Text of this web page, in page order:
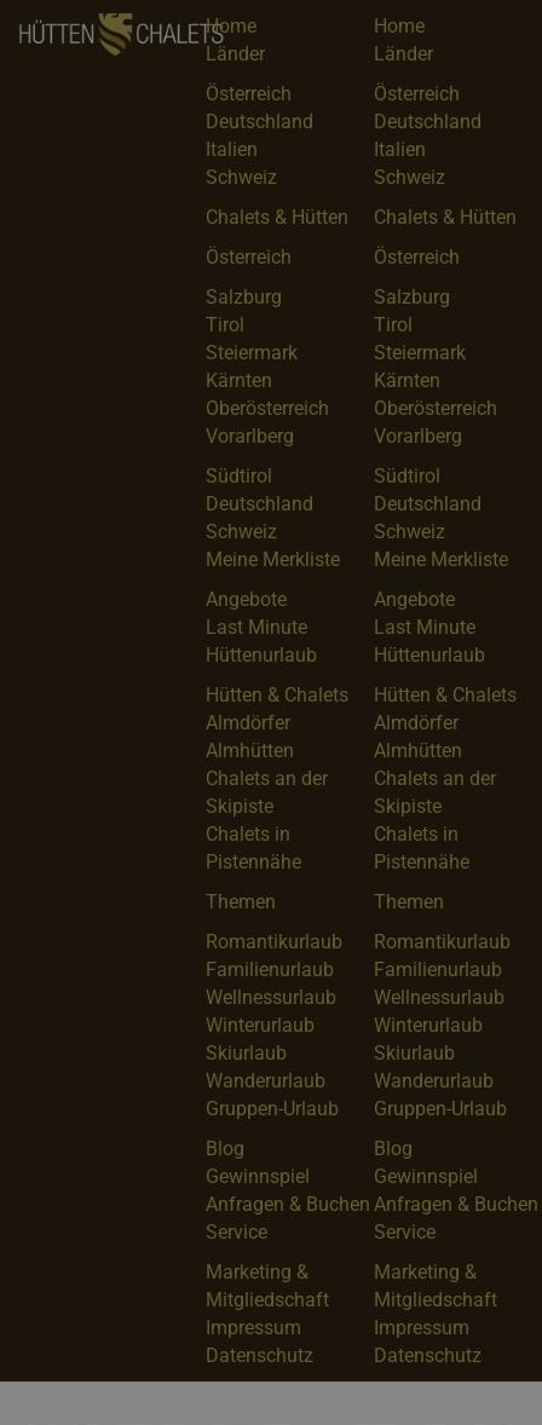
Home
Länder
Österreich
Deutschland
Italien
Schweiz
Chalets & Hütten
Österreich
Salzburg
Tirol
Steiermark
Kärnten
Oberösterreich
Vorarlberg
Südtirol
Deutschland
Schweiz
Meine Merkliste
Angebote
Last Minute
Hüttenurlaub
Hütten & Chalets
Almdörfer
Almhütten
Chalets an der
Skipiste
Chalets in
Pistennähe
Themen
Romantikurlaub
Familienurlaub
Wellnessurlaub
Winterurlaub
Skiurlaub
Wanderurlaub
Gruppen-Urlaub
Blog
Gewinnspiel
Anfragen & Buchen
Service
Marketing &
Mitgliedschaft
Impressum
Datenschutz
Home
Länder
Österreich
Deutschland
Italien
Schweiz
Chalets & Hütten
Österreich
Salzburg
Tirol
Steiermark
Kärnten
Oberösterreich
Vorarlberg
Südtirol
Deutschland
Schweiz
Meine Merkliste
Angebote
Last Minute
Hüttenurlaub
Hütten & Chalets
Almdörfer
Almhütten
Chalets an der
Skipiste
Chalets in
Pistennähe
Themen
Romantikurlaub
Familienurlaub
Wellnessurlaub
Winterurlaub
Skiurlaub
Wanderurlaub
Gruppen-Urlaub
Blog
Gewinnspiel
Anfragen & Buchen
Service
Marketing &
Mitgliedschaft
Impressum
Datenschutz